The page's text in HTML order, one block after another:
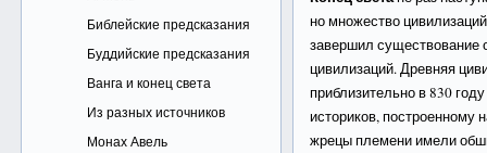
Библейские предсказания
Буддийские предсказания
Ванга и конец света
Из разных источников
Монах Авель
но множество
завершил существование
цивилизаций. Древняя
приблизительно в 830
историков, построенному
жрецы племени имели